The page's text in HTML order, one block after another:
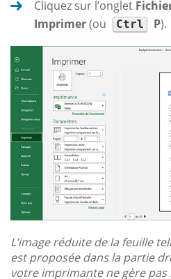
Cliquez sur l’onglet
Imprimer(ou Ctrl P).
L’image réduite de la feuille
est proposée dans la partie
votre imprimante ne gère pas